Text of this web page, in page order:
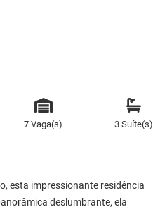
7 Vaga(s) 3 Suíte(s)
esta impressionante residência
deslumbrante, ela